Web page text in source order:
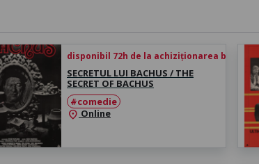
disponibil 72h de la achiziționarea biletului
SECRETUL LUI BACHUS / THE
SECRET OF BACHUS
#comedie
location_on Online